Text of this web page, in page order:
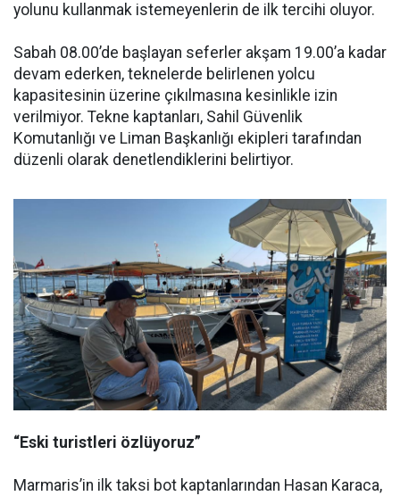
yolunu kullanmak istemeyenlerin de ilk tercihi oluyor.
Sabah 08.00’de başlayan seferler akşam 19.00’a kadar
devam ederken, teknelerde belirlenen yolcu
kapasitesinin üzerine çıkılmasına kesinlikle izin
verilmiyor. Tekne kaptanları, Sahil Güvenlik
Komutanlığı ve Liman Başkanlığı ekipleri tarafından
düzenli olarak denetlendiklerini belirtiyor.
“Eski turistleri özlüyoruz”
Marmaris’in ilk taksi bot kaptanlarından Hasan Karaca,